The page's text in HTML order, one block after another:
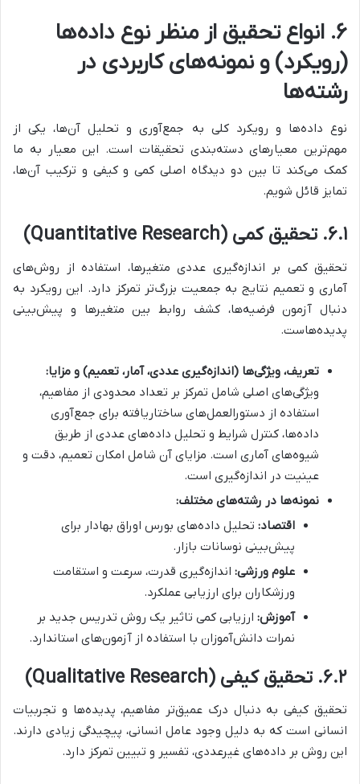
۶. انواع تحقیق از منظر نوع داده‌ها
(رویکرد) و نمونه‌های کاربردی در
رشته‌ها
نوع داده‌ها و رویکرد کلی به جمع‌آوری و تحلیل آن‌ها، یکی از
مهم‌ترین معیارهای دسته‌بندی تحقیقات است. این معیار به ما
کمک می‌کند تا بین دو دیدگاه اصلی کمی و کیفی و ترکیب آن‌ها،
تمایز قائل شویم.
۶.۱. تحقیق کمی (Quantitative Research)
تحقیق کمی بر اندازه‌گیری عددی متغیرها، استفاده از روش‌های
آماری و تعمیم نتایج به جمعیت بزرگ‌تر تمرکز دارد. این رویکرد به
دنبال آزمون فرضیه‌ها، کشف روابط بین متغیرها و پیش‌بینی
پدیده‌هاست.
تعریف، ویژگی‌ها (اندازه‌گیری عددی، آمار، تعمیم) و مزایا:
ویژگی‌های اصلی شامل تمرکز بر تعداد محدودی از مفاهیم،
استفاده از دستورالعمل‌های ساختاریافته برای جمع‌آوری
داده‌ها، کنترل شرایط و تحلیل داده‌های عددی از طریق
شیوه‌های آماری است. مزایای آن شامل امکان تعمیم، دقت و
عینیت در اندازه‌گیری است.
نمونه‌ها در رشته‌های مختلف:
اقتصاد: تحلیل داده‌های بورس اوراق بهادار برای
پیش‌بینی نوسانات بازار.
علوم ورزشی: اندازه‌گیری قدرت، سرعت و استقامت
ورزشکاران برای ارزیابی عملکرد.
آموزش: ارزیابی کمی تاثیر یک روش تدریس جدید بر
نمرات دانش‌آموزان با استفاده از آزمون‌های استاندارد.
۶.۲. تحقیق کیفی (Qualitative Research)
تحقیق کیفی به دنبال درک عمیق‌تر مفاهیم، پدیده‌ها و تجربیات
انسانی است که به دلیل وجود عامل انسانی، پیچیدگی زیادی دارند.
این روش بر داده‌های غیرعددی، تفسیر و تبیین تمرکز دارد.